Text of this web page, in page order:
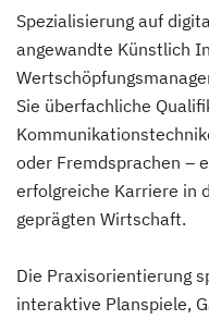
Spezialisierung auf
angewandte Künstlich
Sie überfachliche
oder Fremdsprachen –
erfolgreiche Karriere in
geprägten Wirtschaft.
Die Praxisorientierung
interaktive Planspiele,